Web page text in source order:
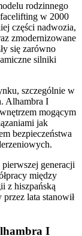
rodzinnego
facelifting w 2000
części nadwozia,
zmodernizowane
się zarówno
silniki
szczególnie w
Alhambra I
mogącym
jak
bezpieczeństwa
generacji
między
z hiszpańską
lata stanowił
I